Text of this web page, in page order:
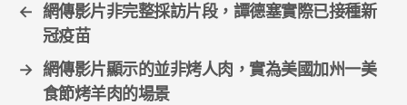
← 網傳影片非完整採訪片段，譚德塞實際已接種新
冠疫苗
→ 網傳影片顯示的並非烤人肉，實為美國加州一美
食節烤羊肉的場景